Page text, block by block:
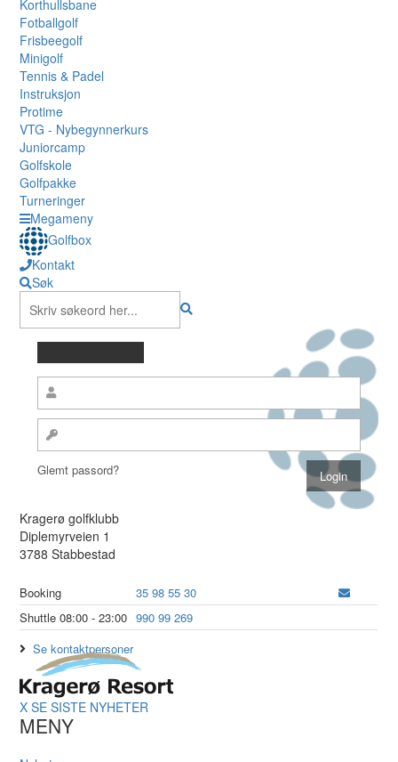
Korthullsbane
Fotballgolf
Frisbeegolf
Minigolf
Tennis & Padel
Instruksjon
Protime
VTG - Nybegynnerkurs
Juniorcamp
Golfskole
Golfpakke
Turneringer
Megameny
Golfbox
Kontakt
Søk
Glemt passord?
Kragerø golfklubb
Diplemyrveien 1
3788 Stabbestad
Booking
35 98 55 30
Shuttle 08:00 - 23:00 990 99 269
Se kontaktpersoner
X SE SISTE NYHETER
MENY